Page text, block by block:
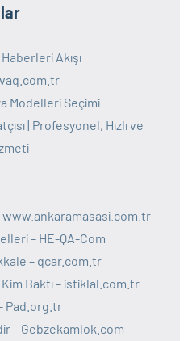
Akışı
Modelleri Seçimi
| Profesyonel, Hızlı ve
www.ankaramasasi.com.tr
– HE-QA-Com
– qcar.com.tr
Baktı – istiklal.com.tr
Pad.org.tr
– Gebzekamlok.com